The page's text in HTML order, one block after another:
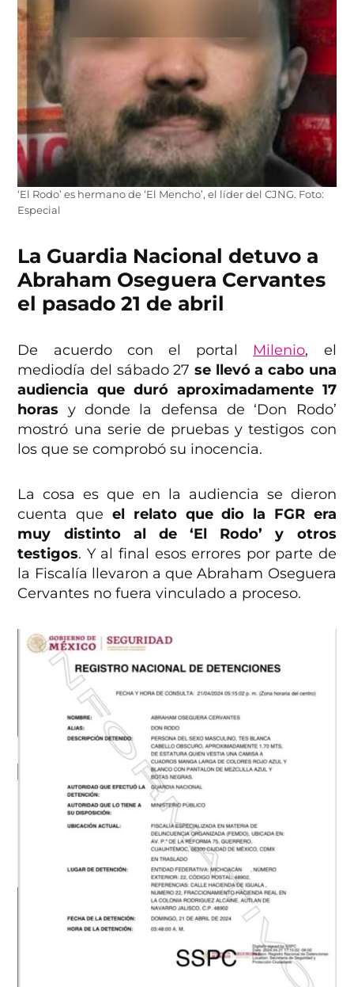
‘El Rodo’ es hermano de ‘El Mencho’, el líder del CJNG. Foto:
Especial
La Guardia Nacional detuvo a
Abraham Oseguera Cervantes
el pasado 21 de abril
De acuerdo con el portal Milenio, el
mediodía del sábado 27 se llevó a cabo una
audiencia que duró aproximadamente 17
horas y donde la defensa de ‘Don Rodo’
mostró una serie de pruebas y testigos con
los que se comprobó su inocencia.
La cosa es que en la audiencia se dieron
cuenta que el relato que dio la FGR era
muy distinto al de ‘El Rodo’ y otros
testigos. Y al final esos errores por parte de
la Fiscalía llevaron a que Abraham Oseguera
Cervantes no fuera vinculado a proceso.